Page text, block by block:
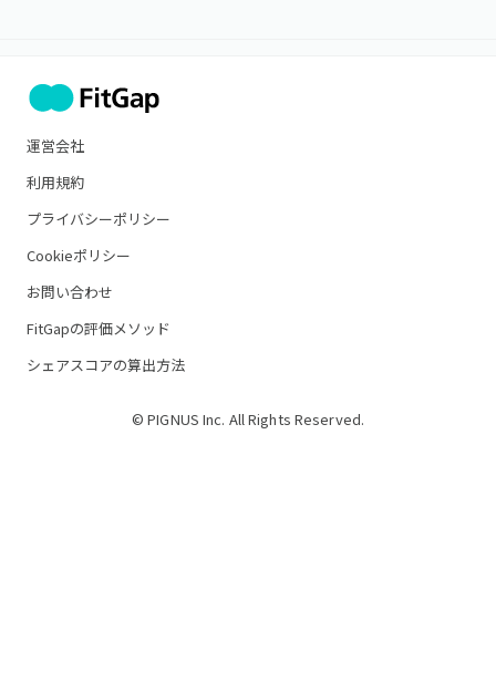
運営会社
利用規約
プライバシーポリシー
Cookieポリシー
お問い合わせ
FitGapの評価メソッド
シェアスコアの算出方法
© PIGNUS Inc. All Rights Reserved.